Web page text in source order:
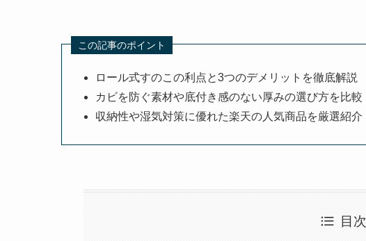
この記事のポイント
ロール式すのこの利点と3つのデメリットを徹底解説
カビを防ぐ素材や底付き感のない厚みの選び方を比較
収納性や湿気対策に優れた楽天の人気商品を厳選紹介
目次